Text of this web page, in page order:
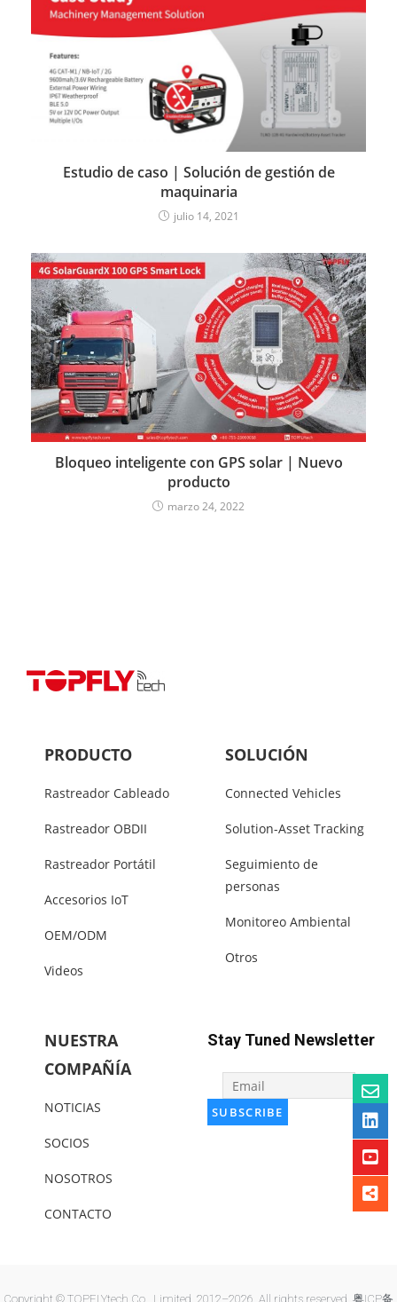
Estudio de caso | Solución de gestión de
maquinaria
julio 14, 2021
Bloqueo inteligente con GPS solar | Nuevo
producto
marzo 24, 2022
PRODUCTO
Rastreador Cableado
Rastreador OBDII
Rastreador Portátil
Accesorios IoT
OEM/ODM
Videos
SOLUCIÓN
Connected Vehicles
Solution-Asset Tracking
Seguimiento de
personas
Monitoreo Ambiental
Otros
NUESTRA
COMPAÑÍA
NOTICIAS
SOCIOS
NOSOTROS
CONTACTO
Stay Tuned Newsletter
Copyright © TOPFLYtech Co., Limited. 2012–2026. All rights reserved. 粤ICP备